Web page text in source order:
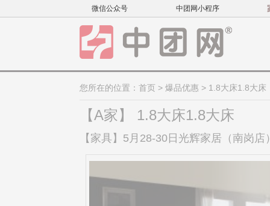
微信公众号 中团网小程序
您所在的位置： 首页 > 爆品优惠 > 1.8大床1.8大床
【A家】 1.8大床1.8大床
【家具】5月28-30日光辉家居（南岗